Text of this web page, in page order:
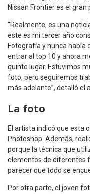
Nissan Frontier es el gran
“Realmente, es una
este es mi tercer año
Fotografía y nunca había
entrar al top 10 y ahora
quinto lugar. Estuvimos
foto, pero seguiremos
más adelante”, detalló el
La foto
El artista indicó que esta
Photoshop. Además,
porque la técnica que
elementos de diferentes
parecer que todo se
Por otra parte, el joven